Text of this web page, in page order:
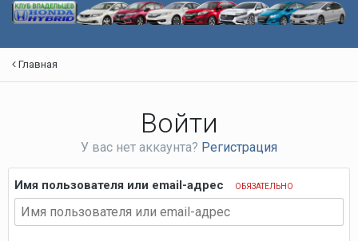
Главная
Войти
У вас нет аккаунта? Регистрация
Имя пользователя или email-адрес ОБЯЗАТЕЛЬНО